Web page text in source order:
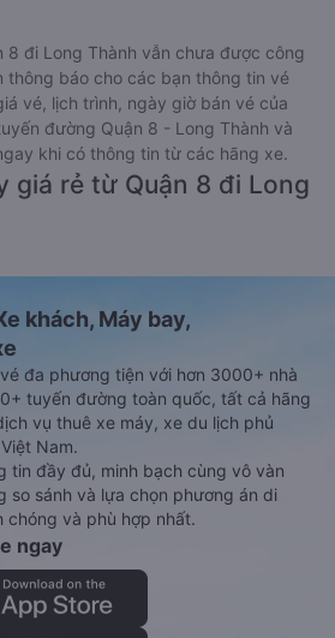
8 đi Long Thành vẫn chưa được công
thông báo cho các bạn thông tin vé
vé, lịch trình, ngày giờ bán vé của
đường Quận 8 - Long Thành và
khi có thông tin từ các hãng xe.
giá rẻ từ Quận 8 đi Long
khách, Máy bay,
đa phương tiện với hơn 3000+ nhà
tuyến đường toàn quốc, tất cả hãng
vụ thuê xe máy, xe du lịch phủ
Nam.
tin đầy đủ, minh bạch cùng vô vàn
so sánh và lựa chọn phương án di
chóng và phù hợp nhất.
ngay